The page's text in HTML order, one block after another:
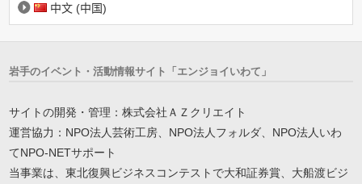
中文 (中国)
岩手のイベント・活動情報サイト「エンジョイいわて」
サイトの開発・管理：株式会社ＡＺクリエイト
運営協力：NPO法人芸術工房、NPO法人フォルダ、NPO法人いわ
てNPO-NETサポート
当事業は、東北復興ビジネスコンテストで大和証券賞、大船渡ビジ